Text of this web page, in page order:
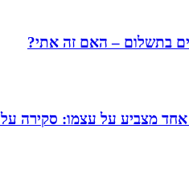
בתשלום – האם זה אתי?
מצביע על עצמו: סקירה